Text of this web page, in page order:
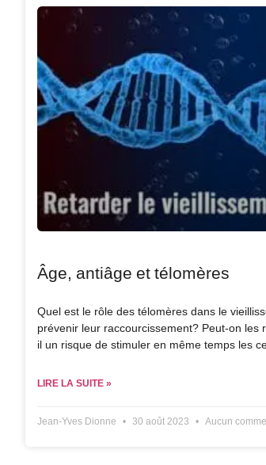
Âge, antiâge et télomères
Quel est le rôle des télomères dans le
prévenir leur raccourcissement? Peut-on les
il un risque de stimuler en même temps les
LIRE LA SUITE »
Jean-Yves Dionne 30 août 2023 Aucun